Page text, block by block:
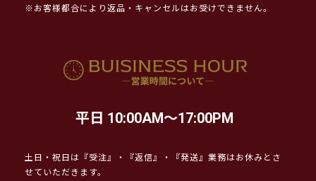
※お客様都合により返品・キャンセルはお受けできません。
平日 10:00AM～17:00PM
土日・祝日は『受注』・『返信』・『発送』業務はお休みとさ
せていただきます。